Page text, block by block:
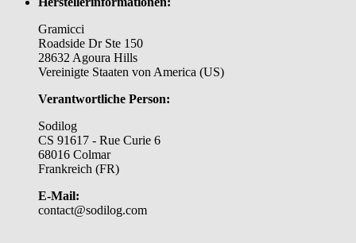
Gramicci
Roadside Dr Ste 150
28632 Agoura Hills
Vereinigte Staaten von America (US)
Verantwortliche Person:
Sodilog
CS 91617 - Rue Curie 6
68016 Colmar
Frankreich (FR)
E-Mail:
contact@sodilog.com